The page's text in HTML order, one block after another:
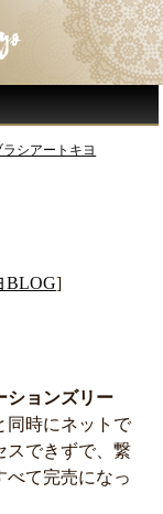
シアートキヨ
BLOG]
ションズリー
同時にネットで
スできずで、繋
べて完売になっ